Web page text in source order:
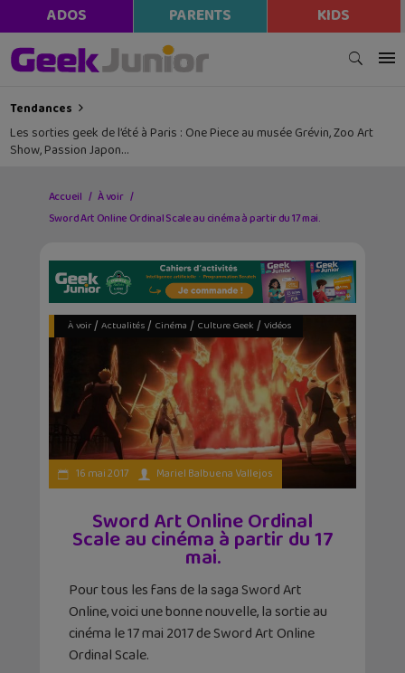
ADOS PARENTS KIDS
Tendances
Les sorties geek de l’été à Paris : One Piece au musée Grévin, Zoo Art
Show, Passion Japon…
Accueil
À voir
Sword Art Online Ordinal Scale au cinéma à partir du 17 mai.
À voir/ Actualités/ Cinéma / Culture Geek / Vidéos
16 mai 2017 Mariel Balbuena Vallejos
Sword Art Online Ordinal
Scale au cinéma à partir du 17
mai.
Pour tous les fans de la saga Sword Art
Online, voici une bonne nouvelle, la sortie au
cinéma le 17 mai 2017 de Sword Art Online
Ordinal Scale.